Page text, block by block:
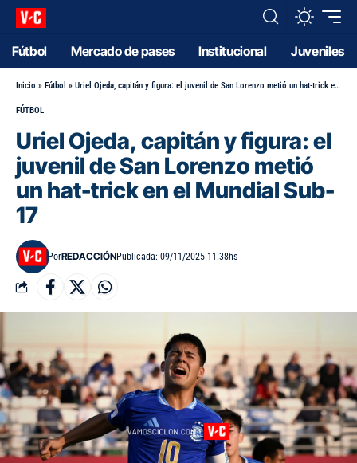
Fútbol Mercado de pases Institucional Juveniles
Inicio » Fútbol » Uriel Ojeda, capitán y figura: el juvenil de San Lorenzo metió un hat-trick en el Mundial Sub-17
FÚTBOL
Uriel Ojeda, capitán y figura: el
juvenil de San Lorenzo metió
un hat-trick en el Mundial Sub-
17
PorREDACCIÓNPublicada: 09/11/2025 11.38hs